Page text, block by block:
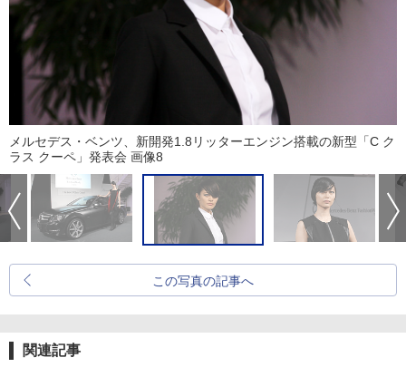
メルセデス・ベンツ、新開発1.8リッターエンジン搭載の新型「C ク
ラス クーペ」発表会 画像8
この写真の記事へ
関連記事